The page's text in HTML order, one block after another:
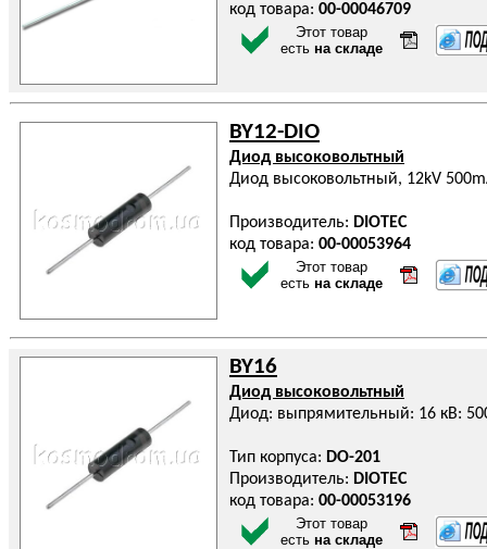
код товара: 00-00046709
Этот товар
есть на складе
BY12-DIO
Диод высоковольтный
Диод высоковольтный, 12kV
Производитель: DIOTEC
код товара: 00-00053964
Этот товар
есть на складе
BY16
Диод высоковольтный
Диод: выпрямительный: 16 кВ:
Тип корпуса: DO-201
Производитель: DIOTEC
код товара: 00-00053196
Этот товар
есть на складе